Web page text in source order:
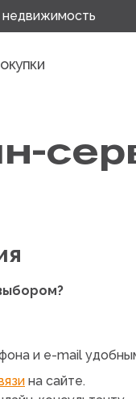
и e-mail
на сайте.